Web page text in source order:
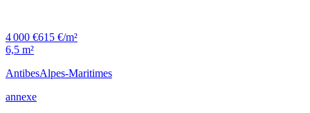
4 000 €615 €/m²
6,5 m²
AntibesAlpes-Maritimes
annexe